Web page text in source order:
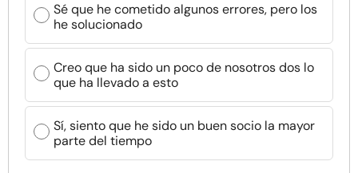
Sé que he cometido algunos errores, pero los
he solucionado
Creo que ha sido un poco de nosotros dos lo
que ha llevado a esto
Sí, siento que he sido un buen socio la mayor
parte del tiempo